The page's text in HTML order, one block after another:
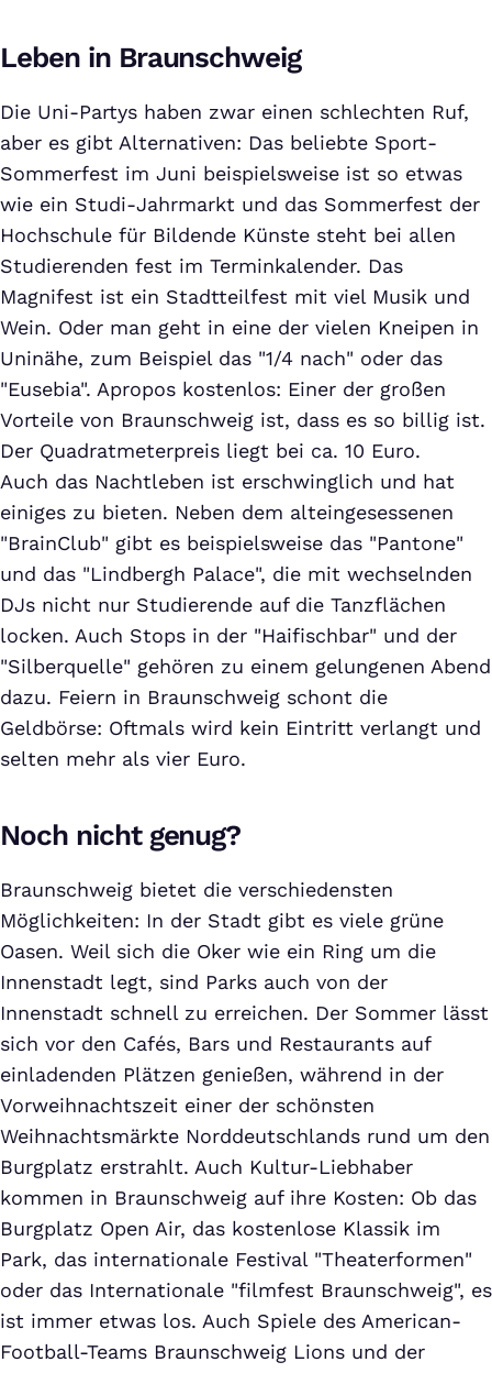
Leben in Braunschweig
Die Uni-Partys haben zwar einen schlechten Ruf,
aber es gibt Alternativen: Das beliebte Sport-
Sommerfest im Juni beispielsweise ist so etwas
wie ein Studi-Jahrmarkt und das Sommerfest der
Hochschule für Bildende Künste steht bei allen
Studierenden fest im Terminkalender. Das
Magnifest ist ein Stadtteilfest mit viel Musik und
Wein. Oder man geht in eine der vielen Kneipen in
Uninähe, zum Beispiel das "1/4 nach" oder das
"Eusebia". Apropos kostenlos: Einer der großen
Vorteile von Braunschweig ist, dass es so billig ist.
Der Quadratmeterpreis liegt bei ca. 10 Euro.
Auch das Nachtleben ist erschwinglich und hat
einiges zu bieten. Neben dem alteingesessenen
"BrainClub" gibt es beispielsweise das "Pantone"
und das "Lindbergh Palace", die mit wechselnden
DJs nicht nur Studierende auf die Tanzflächen
locken. Auch Stops in der "Haifischbar" und der
"Silberquelle" gehören zu einem gelungenen Abend
dazu. Feiern in Braunschweig schont die
Geldbörse: Oftmals wird kein Eintritt verlangt und
selten mehr als vier Euro.
Noch nicht genug?
Braunschweig bietet die verschiedensten
Möglichkeiten: In der Stadt gibt es viele grüne
Oasen. Weil sich die Oker wie ein Ring um die
Innenstadt legt, sind Parks auch von der
Innenstadt schnell zu erreichen. Der Sommer lässt
sich vor den Cafés, Bars und Restaurants auf
einladenden Plätzen genießen, während in der
Vorweihnachtszeit einer der schönsten
Weihnachtsmärkte Norddeutschlands rund um den
Burgplatz erstrahlt. Auch Kultur-Liebhaber
kommen in Braunschweig auf ihre Kosten: Ob das
Burgplatz Open Air, das kostenlose Klassik im
Park, das internationale Festival "Theaterformen"
oder das Internationale "filmfest Braunschweig", es
ist immer etwas los. Auch Spiele des American-
Football-Teams Braunschweig Lions und der